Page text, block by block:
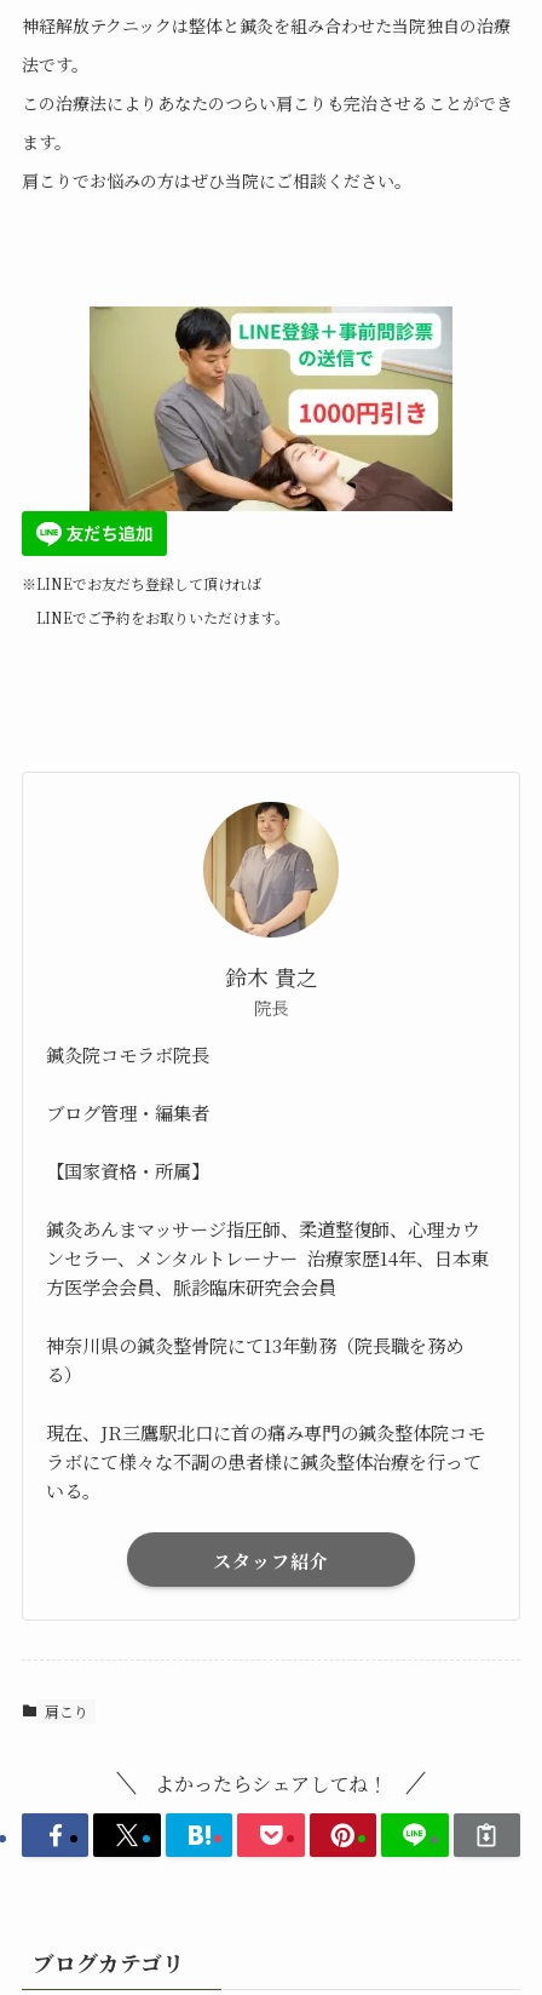
神経解放テクニックは整体と鍼灸を組み合わせた当院独自の治療
法です。
この治療法によりあなたのつらい肩こりも完治させることができ
ます。
肩こりでお悩みの方はぜひ当院にご相談ください。
※LINEでお友だち登録して頂ければ
LINEでご予約をお取りいただけます。
鈴木 貴之
院長
鍼灸院コモラボ院長
ブログ管理・編集者
【国家資格・所属】
鍼灸あんまマッサージ指圧師、柔道整復師、心理カウ
ンセラー、メンタルトレーナー 治療家歴14年、日本東
方医学会会員、脈診臨床研究会会員
神奈川県の鍼灸整骨院にて13年勤務（院長職を務め
る）
現在、JR三鷹駅北口に首の痛み専門の鍼灸整体院コモ
ラボにて様々な不調の患者様に鍼灸整体治療を行って
いる。
スタッフ紹介
肩こり
よかったらシェアしてね！
ブログカテゴリ